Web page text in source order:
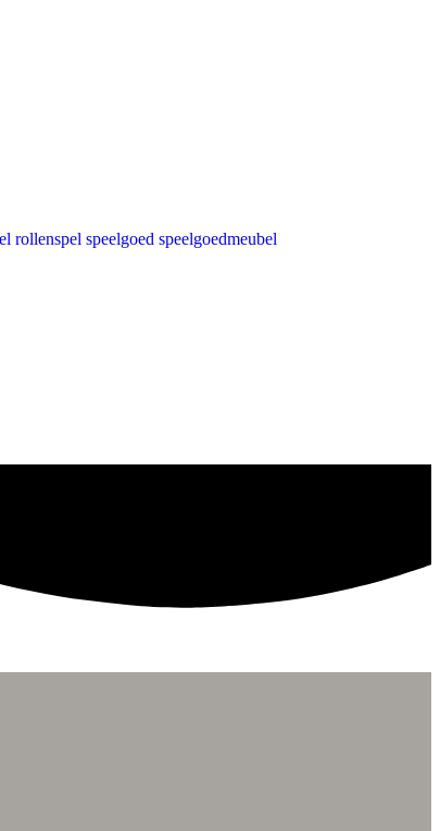
rollenspel speelgoed speelgoedmeubel